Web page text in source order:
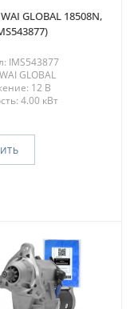
GLOBAL 18508N,
IMS543877
GLOBAL
12 В
4.00 кВт